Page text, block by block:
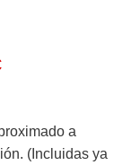
a
(Incluidas ya